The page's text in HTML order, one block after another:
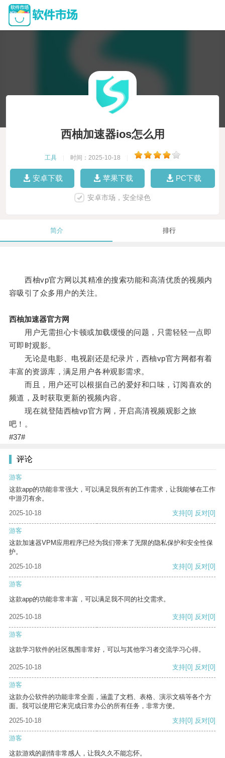
西柚加速器ios怎么用
工具 时间：2025-10-18
安卓下载 苹果下载 PC下载
安卓市场，安全绿色
简介 排行
西柚vp官方网以其精准的搜索功能和高清优质的视频内
容吸引了众多用户的关注。
西柚加速器官方网
用户无需担心卡顿或加载缓慢的问题，只需轻轻一点即
可即时观影。
无论是电影、电视剧还是纪录片，西柚vp官方网都有着
丰富的资源库，满足用户各种观影需求。
而且，用户还可以根据自己的爱好和口味，订阅喜欢的
频道，及时获取更新的视频内容。
现在就登陆西柚vp官方网，开启高清视频观影之旅
吧！。
#37#
评论
游客
这款app的功能非常强大，可以满足我所有的工作需求，让我能够在工作
中游刃有余。
2025-10-18
支持[0] 反对[0]
游客
这款加速器VPM应用程序已经为我们带来了无限的隐私保护和安全性保
护。
2025-10-18
支持[0] 反对[0]
游客
这款app的功能非常丰富，可以满足我不同的社交需求。
2025-10-18 支持[0] 反对[0]
游客
这款学习软件的社区氛围非常好，可以与其他学习者交流学习心得。
2025-10-18 支持[0] 反对[0]
游客
这款办公软件的功能非常全面，涵盖了文档、表格、演示文稿等各个方
面。我可以使用它来完成日常办公的所有任务，非常方便。
2025-10-18
支持[0] 反对[0]
游客
这款游戏的剧情非常感人，让我久久不能忘怀。